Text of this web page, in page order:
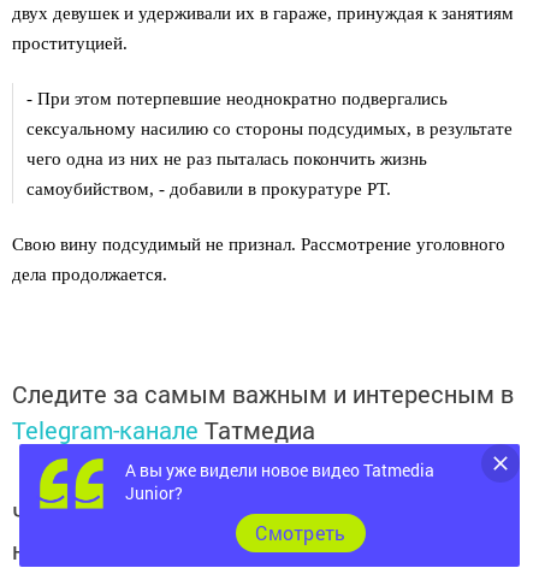
двух девушек и удерживали их в гараже, принуждая к занятиям
проституцией.
- При этом потерпевшие неоднократно подвергались
сексуальному насилию со стороны подсудимых, в результате
чего одна из них не раз пыталась покончить жизнь
самоубийством, - добавили в прокуратуре РТ.
Свою вину подсудимый не признал. Рассмотрение уголовного
дела продолжается.
Следите за самым важным и интересным в
Telegram-канале Татмедиа
Читайте новости Татарстана в
национальном мессенджере MАХ:
А вы уже видели новое видео Tatmedia
Junior?
Cмотреть